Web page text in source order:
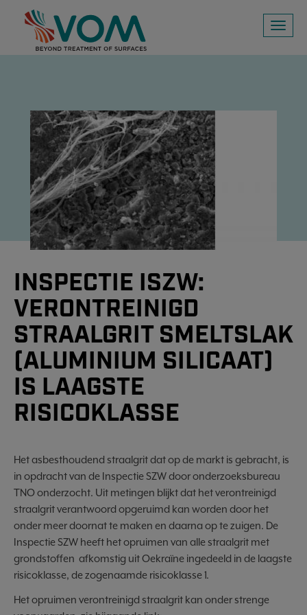
Toggle
INSPECTIE ISZW:
VERONTREINIGD
STRAALGRIT SMELTSLAK
(ALUMINIUM SILICAAT)
IS LAAGSTE
RISICOKLASSE
Het asbesthoudend straalgrit dat op de markt is gebracht, is
in opdracht van de Inspectie SZW door onderzoeksbureau
TNO onderzocht. Uit metingen blijkt dat het verontreinigd
straalgrit verantwoord opgeruimd kan worden door het
onder meer doornat te maken en daarna op te zuigen. De
Inspectie SZW heeft het opruimen van alle straalgrit met
grondstoffen afkomstig uit Oekraïne ingedeeld in de laagste
risicoklasse, de zogenaamde risicoklasse 1.
Het opruimen verontreinigd straalgrit kan onder strenge